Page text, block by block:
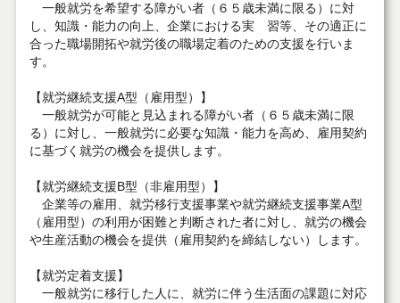
一般就労を希望する障がい者（６５歳未満に限る）に対
し、知識・能力の向上、企業における実 習等、その適正に
合った職場開拓や就労後の職場定着のための支援を行いま
す。
【就労継続支援A型（雇用型）】
一般就労が可能と見込まれる障がい者（６５歳未満に限
る）に対し、一般就労に必要な知識・能力を高め、雇用契約
に基づく就労の機会を提供します。
【就労継続支援B型（非雇用型）】
企業等の雇用、就労移行支援事業や就労継続支援事業A型
（雇用型）の利用が困難と判断された者に対し、就労の機会
や生産活動の機会を提供（雇用契約を締結しない）します。
【就労定着支援】
一般就労に移行した人に、就労に伴う生活面の課題に対応